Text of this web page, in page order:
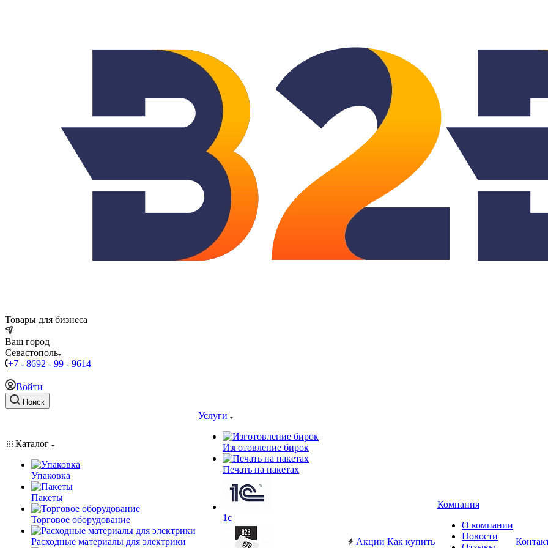
Товары для бизнеса
Ваш город
Севастополь
+7 - 8692 - 99 - 9614
Войти
Поиск
Каталог
Упаковка
Пакеты
Торговое оборудование
Расходные материалы для электрики
Услуги
Изготовление бирок
Печать на пакетах
1c
Акции Как купить
Компания
О компании
Новости